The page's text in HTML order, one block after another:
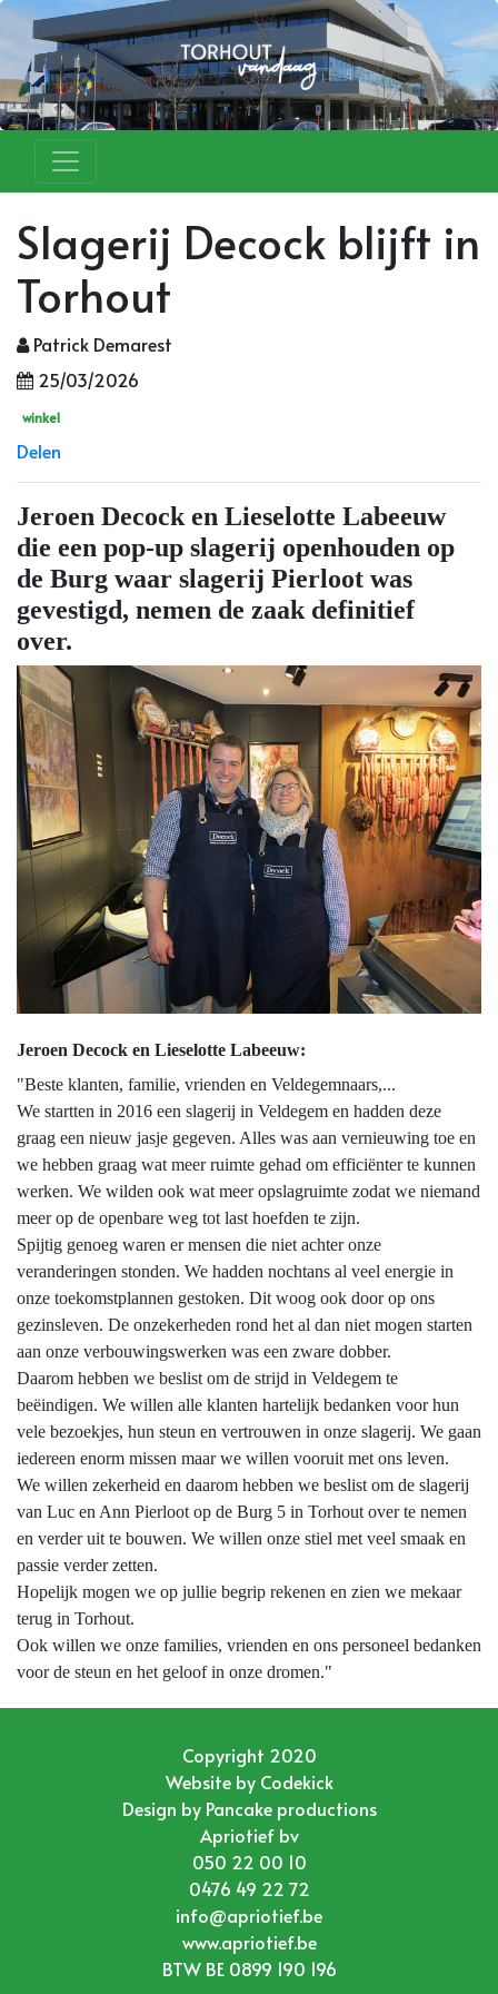
Slagerij Decock blijft in
Torhout
Patrick Demarest
25/03/2026
winkel
Delen
Jeroen Decock en Lieselotte Labeeuw
die een pop-up slagerij openhouden op
de Burg waar slagerij Pierloot was
gevestigd, nemen de zaak definitief
over.
Jeroen Decock en Lieselotte Labeeuw:
"Beste klanten, familie, vrienden en Veldegemnaars,...
We startten in 2016 een slagerij in Veldegem en hadden deze
graag een nieuw jasje gegeven. Alles was aan vernieuwing toe en
we hebben graag wat meer ruimte gehad om efficiënter te kunnen
werken. We wilden ook wat meer opslagruimte zodat we niemand
meer op de openbare weg tot last hoefden te zijn.
Spijtig genoeg waren er mensen die niet achter onze
veranderingen stonden. We hadden nochtans al veel energie in
onze toekomstplannen gestoken. Dit woog ook door op ons
gezinsleven. De onzekerheden rond het al dan niet mogen starten
aan onze verbouwingswerken was een zware dobber.
Daarom hebben we beslist om de strijd in Veldegem te
beëindigen. We willen alle klanten hartelijk bedanken voor hun
vele bezoekjes, hun steun en vertrouwen in onze slagerij. We gaan
iedereen enorm missen maar we willen vooruit met ons leven.
We willen zekerheid en daarom hebben we beslist om de slagerij
van Luc en Ann Pierloot op de Burg 5 in Torhout over te nemen
en verder uit te bouwen. We willen onze stiel met veel smaak en
passie verder zetten.
Hopelijk mogen we op jullie begrip rekenen en zien we mekaar
terug in Torhout.
Ook willen we onze families, vrienden en ons personeel bedanken
voor de steun en het geloof in onze dromen."
Copyright 2020
Website by Codekick
Design by Pancake productions
Apriotief bv
050 22 00 10
0476 49 22 72
info@apriotief.be
www.apriotief.be
BTW BE 0899 190 196